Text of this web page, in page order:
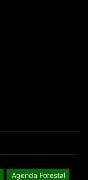
Agenda Forestal